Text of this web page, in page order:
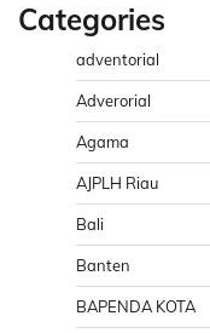
Categories
adventorial
Adverorial
Agama
AJPLH Riau
Bali
Banten
BAPENDA KOTA